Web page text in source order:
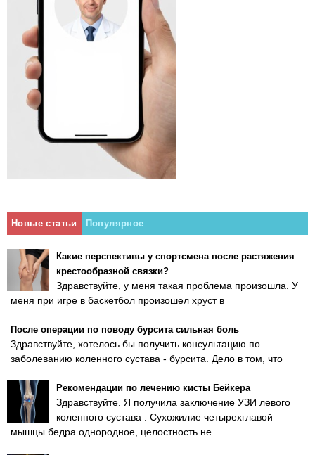
Новые статьи Популярное
Какие перспективы у спортсмена после растяжения
крестообразной связки?
Здравствуйте, у меня такая проблема произошла. У
меня при игре в баскетбол произошел хруст в
После операции по поводу бурсита сильная боль
Здравствуйте, хотелось бы получить консультацию по
заболеванию коленного сустава - бурсита. Дело в том, что
Рекомендации по лечению кисты Бейкера
Здравствуйте. Я получила заключение УЗИ левого
коленного сустава : Сухожилие четырехглавой
мышцы бедра однородное, целостность не...